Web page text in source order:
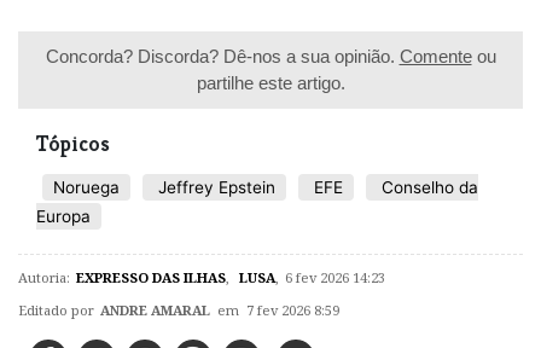
Concorda? Discorda? Dê-nos a sua opinião. Comenteou
partilhe este artigo.
Tópicos
Noruega Jeffrey Epstein EFE
Conselho da
Europa
Autoria: EXPRESSO DAS ILHAS, LUSA, 6 fev 2026 14:23
Editado por ANDRE AMARAL em 7 fev 2026 8:59